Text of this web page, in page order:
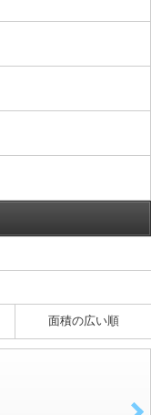
面積の広い順